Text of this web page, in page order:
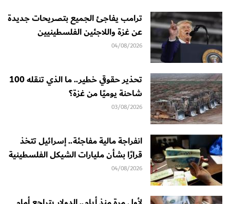
ترامب يفاجئ الجميع بتصريحات جديدة
عن غزة واللاجئين الفلسطينيين
04/08/2026
تحذير حقوقي خطير.. ما الذي تنقله 100
شاحنة يوميًا من غزة؟
03/08/2026
انفراجة مالية مفاجئة.. إسرائيل تتخذ
قرارًا بشأن مليارات الشيكل الفلسطينية
04/08/2026